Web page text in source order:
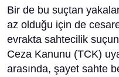
Bir de bu suçtan
az olduğu için de
evrakta sahtecilik
Ceza Kanunu (TCK)
arasında, şayet sahte